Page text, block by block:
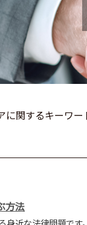
に関するキーワー
方法